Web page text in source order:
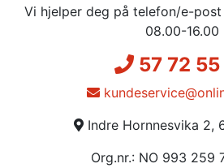
Vi hjelper deg på telefon/e-
08.00-16.00
57 72 55
Indre Hornnesvika 2,
Org.nr.: NO 993 259